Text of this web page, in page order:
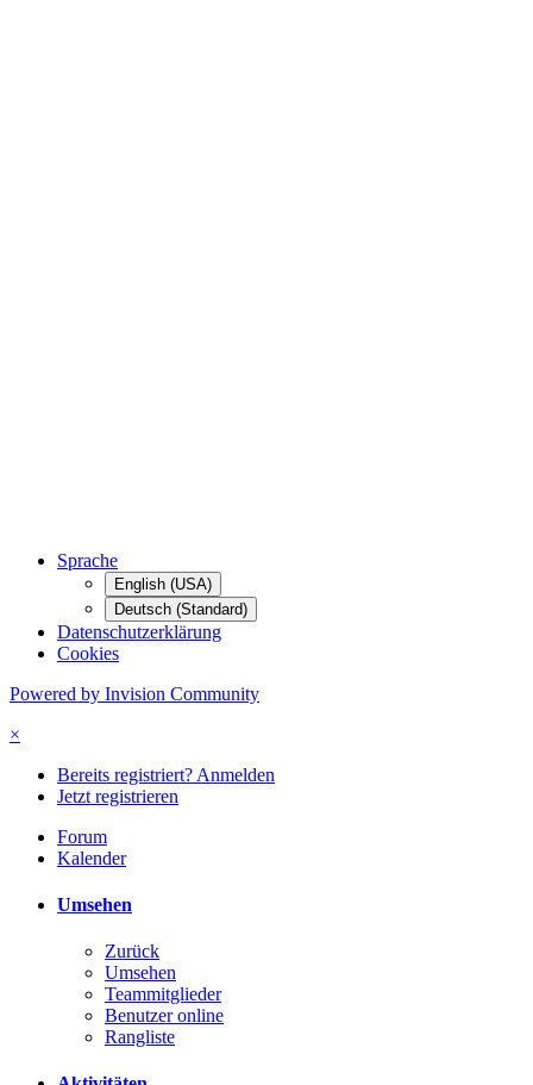
Sprache
English (USA)
Deutsch (Standard)
Datenschutzerklärung
Cookies
Powered by Invision Community
×
Bereits registriert? Anmelden
Jetzt registrieren
Forum
Kalender
Umsehen
Zurück
Umsehen
Teammitglieder
Benutzer online
Rangliste